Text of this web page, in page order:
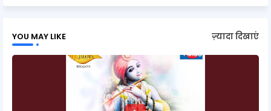
YOU MAY LIKE ज़्यादा दिखाएं